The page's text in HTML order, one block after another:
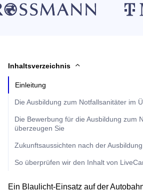
Inhaltsverzeichnis
Einleitung
Die Ausbildung zum Notfallsanitäter im
Die Bewerbung für die Ausbildung zum
überzeugen Sie
Zukunftsaussichten nach der Ausbildung
So überprüfen wir den Inhalt von
Ein Blaulicht-Einsatz auf der